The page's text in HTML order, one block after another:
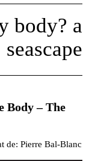
Body – The
de: Pierre Bal-Blanc